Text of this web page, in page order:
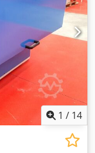
ha sido
en efectivo y
ubicado dentro
condiciones y
Aanerf
1 / 14